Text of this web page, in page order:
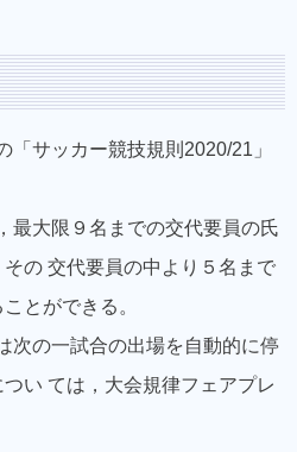
「サッカー競技規則2020/21」
最大限９名までの交代要員の氏
の 交代要員の中より５名まで
とができる。
次の一試合の出場を自動的に停
い ては，大会規律フェアプレ